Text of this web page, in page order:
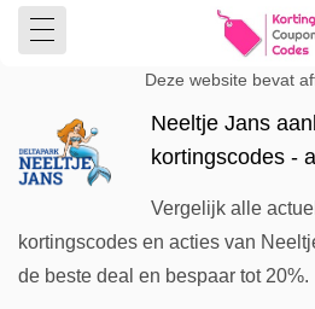
Deze website bevat
Neeltje Jans
kortingscodes -
Vergelijk alle
kortingscodes en acties van
de beste deal en bespaar tot 20%.